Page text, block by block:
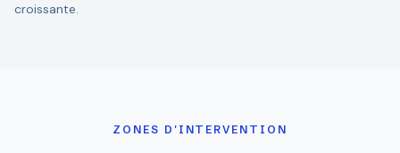
croissante.
ZONES D'INTERVENTION